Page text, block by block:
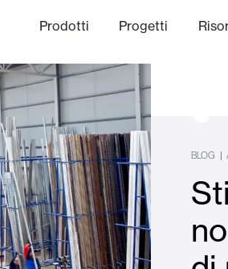
Prodotti Progetti
Finiture
Etico
BLOG |